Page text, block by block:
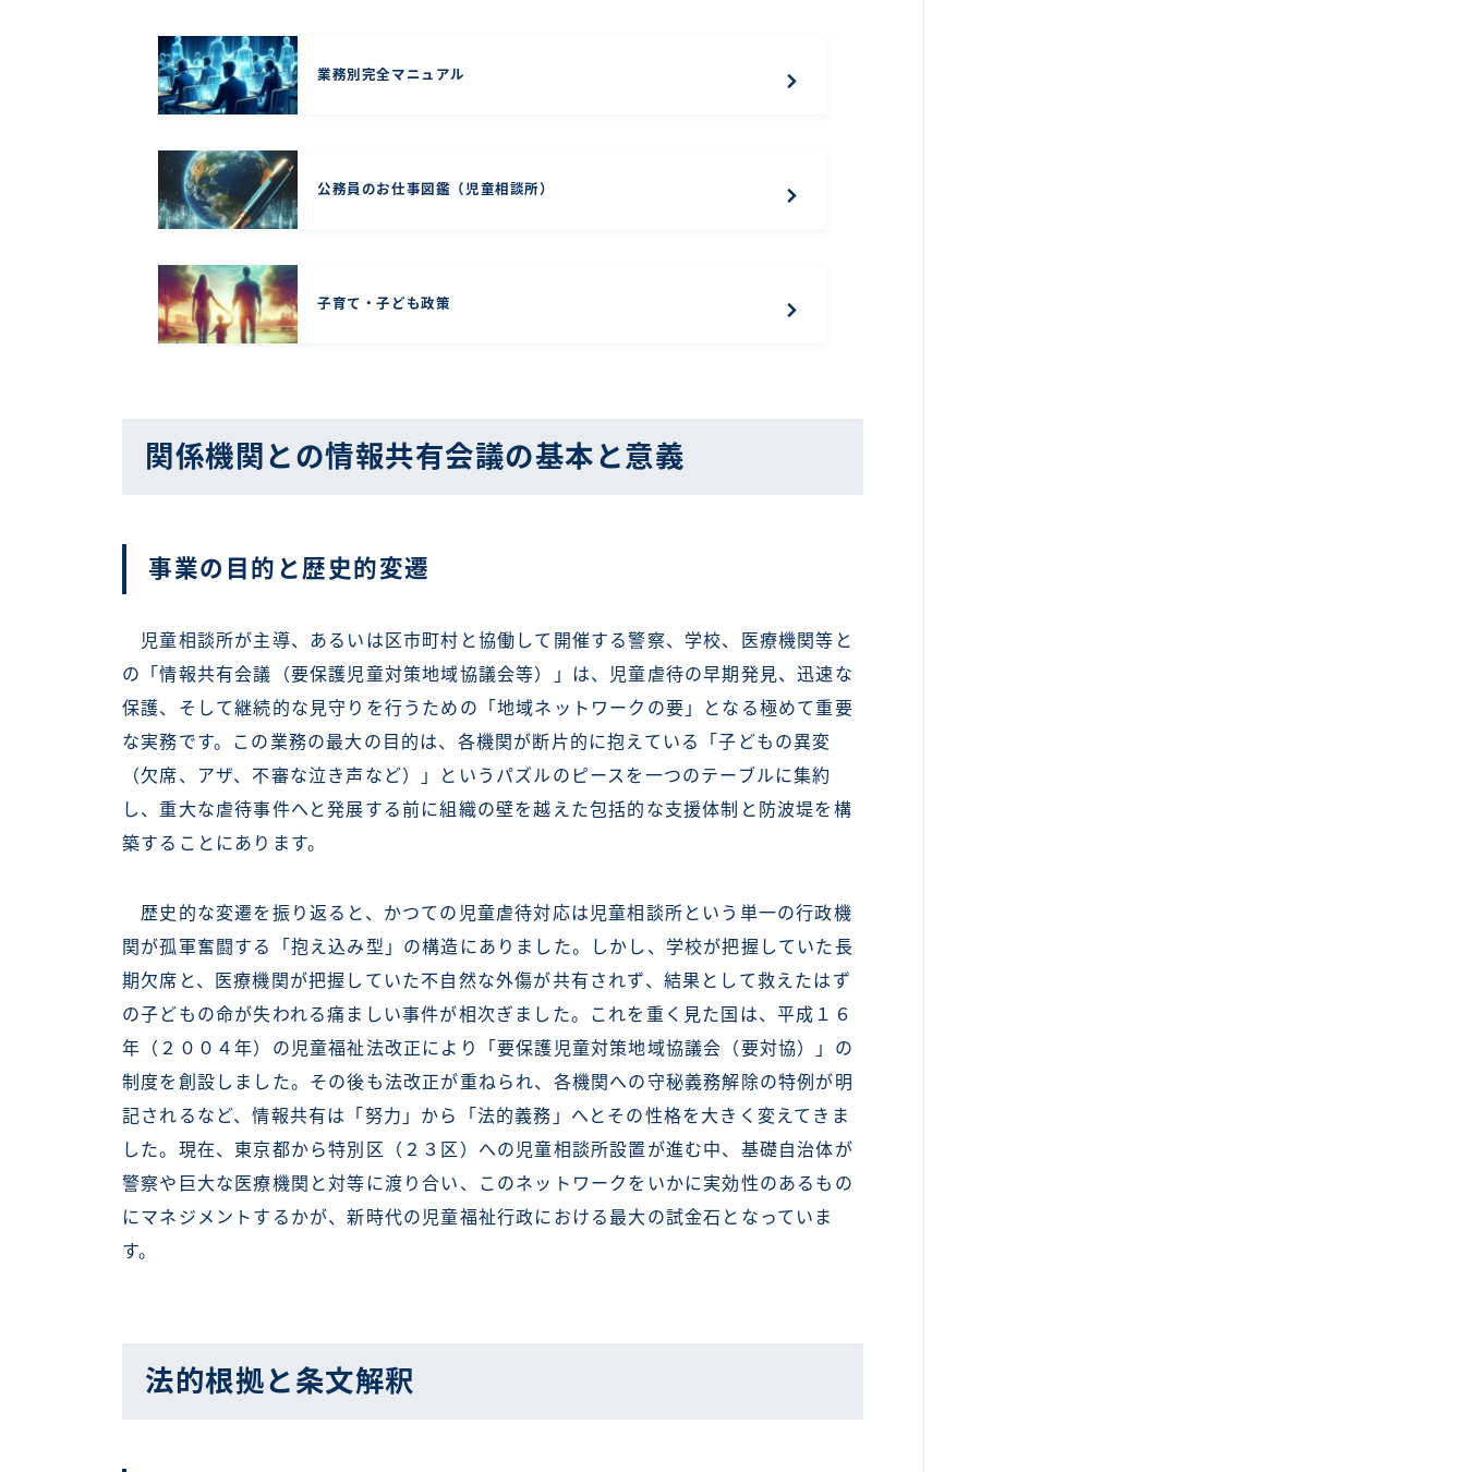
業務別完全マニュアル
公務員のお仕事図鑑（児童相談所）
子育て・子ども政策
関係機関との情報共有会議の基本と意義
事業の目的と歴史的変遷
児童相談所が主導、あるいは区市町村と協働して開催する警察、学校、医療機関等と
の「情報共有会議（要保護児童対策地域協議会等）」は、児童虐待の早期発見、迅速な
保護、そして継続的な見守りを行うための「地域ネットワークの要」となる極めて重要
な実務です。この業務の最大の目的は、各機関が断片的に抱えている「子どもの異変
（欠席、アザ、不審な泣き声など）」というパズルのピースを一つのテーブルに集約
し、重大な虐待事件へと発展する前に組織の壁を越えた包括的な支援体制と防波堤を構
築することにあります。
歴史的な変遷を振り返ると、かつての児童虐待対応は児童相談所という単一の行政機
関が孤軍奮闘する「抱え込み型」の構造にありました。しかし、学校が把握していた長
期欠席と、医療機関が把握していた不自然な外傷が共有されず、結果として救えたはず
の子どもの命が失われる痛ましい事件が相次ぎました。これを重く見た国は、平成１６
年（２００４年）の児童福祉法改正により「要保護児童対策地域協議会（要対協）」の
制度を創設しました。その後も法改正が重ねられ、各機関への守秘義務解除の特例が明
記されるなど、情報共有は「努力」から「法的義務」へとその性格を大きく変えてきま
した。現在、東京都から特別区（２３区）への児童相談所設置が進む中、基礎自治体が
警察や巨大な医療機関と対等に渡り合い、このネットワークをいかに実効性のあるもの
にマネジメントするかが、新時代の児童福祉行政における最大の試金石となっていま
す。
法的根拠と条文解釈